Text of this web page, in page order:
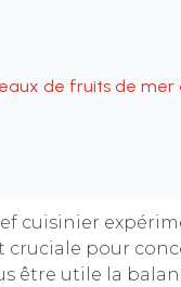
de fruits de mer
cuisinier
pour
être utile la